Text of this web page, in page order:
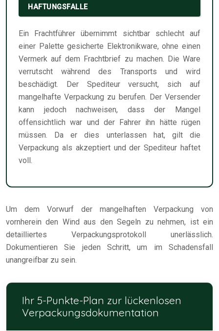
HAFTUNGSFALLE
Ein Frachtführer übernimmt sichtbar schlecht auf
einer Palette gesicherte Elektronikware, ohne einen
Vermerk auf dem Frachtbrief zu machen. Die Ware
verrutscht während des Transports und wird
beschädigt. Der Spediteur versucht, sich auf
mangelhafte Verpackung zu berufen. Der Versender
kann jedoch nachweisen, dass der Mangel
offensichtlich war und der Fahrer ihn hätte rügen
müssen. Da er dies unterlassen hat, gilt die
Verpackung als akzeptiert und der Spediteur haftet
voll.
Um dem Vorwurf der mangelhaften Verpackung von
vornherein den Wind aus den Segeln zu nehmen, ist ein
detailliertes Verpackungsprotokoll unerlässlich.
Dokumentieren Sie jeden Schritt, um im Schadensfall
unangreifbar zu sein.
Ihr 5-Punkte-Plan zur lückenlosen
Verpackungsdokumentation